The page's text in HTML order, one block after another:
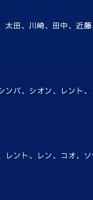
太田、川崎、田中、近
ンバ、シオン、レント
レント、レン、コオ、ソ